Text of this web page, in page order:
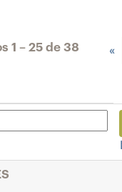
1 – 25 de 38 «